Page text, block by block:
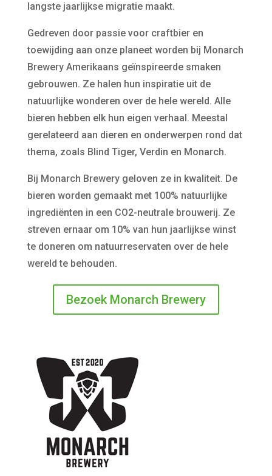
langste jaarlijkse migratie maakt.
Gedreven door passie voor craftbier en
toewijding aan onze planeet worden bij Monarch
Brewery Amerikaans geïnspireerde smaken
gebrouwen. Ze halen hun inspiratie uit de
natuurlijke wonderen over de hele wereld. Alle
bieren hebben elk hun eigen verhaal. Meestal
gerelateerd aan dieren en onderwerpen rond dat
thema, zoals Blind Tiger, Verdin en Monarch.
Bij Monarch Brewery geloven ze in kwaliteit. De
bieren worden gemaakt met 100% natuurlijke
ingrediënten in een CO2-neutrale brouwerij. Ze
streven ernaar om 10% van hun jaarlijkse winst
te doneren om natuurreservaten over de hele
wereld te behouden.
Bezoek Monarch Brewery